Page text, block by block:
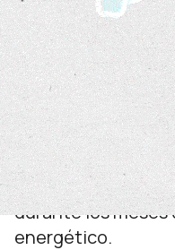
familias sin
el invierno
La Provincia
tarifas de energía
residenciales del
electricidad para
busca acompañar
durante los meses
energético.